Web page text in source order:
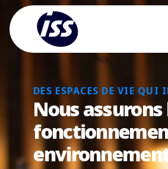
DES ESPACES DE VIE QUI
Nous assurons